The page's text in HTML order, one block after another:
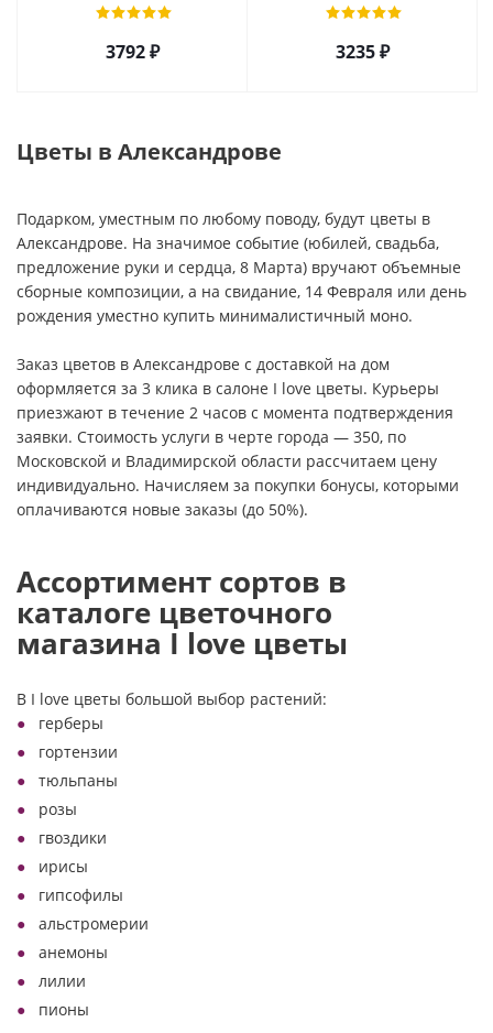
3792 ₽ 3235 ₽
Цветы в Александрове
Подарком, уместным по любому поводу, будут цветы в
Александрове. На значимое событие (юбилей, свадьба,
предложение руки и сердца, 8 Марта) вручают объемные
сборные композиции, а на свидание, 14 Февраля или день
рождения уместно купить минималистичный моно.
Заказ цветов в Александрове с доставкой на дом
оформляется за 3 клика в салоне I love цветы. Курьеры
приезжают в течение 2 часов с момента подтверждения
заявки. Стоимость услуги в черте города — 350, по
Московской и Владимирской области рассчитаем цену
индивидуально. Начисляем за покупки бонусы, которыми
оплачиваются новые заказы (до 50%).
Ассортимент сортов в
каталоге цветочного
магазина I love цветы
В I love цветы большой выбор растений:
герберы
гортензии
тюльпаны
розы
гвоздики
ирисы
гипсофилы
альстромерии
анемоны
лилии
пионы